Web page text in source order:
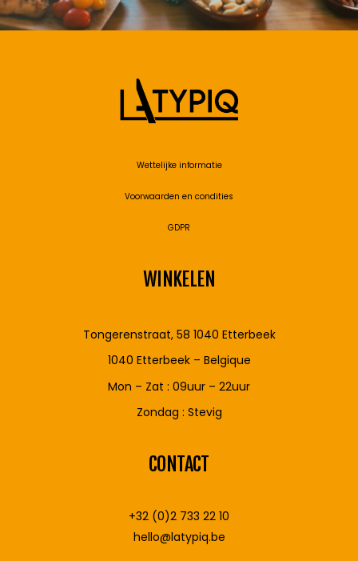
Wettelijke informatie
Voorwaarden en condities
GDPR
WINKELEN
Tongerenstraat, 58 1040 Etterbeek
1040 Etterbeek – Belgique
Mon – Zat : 09uur – 22uur
Zondag : Stevig
CONTACT
+32 (0)2 733 22 10
hello@latypiq.be